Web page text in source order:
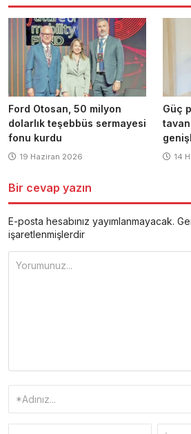
Ford Otosan, 50 milyon
dolarlık teşebbüs sermayesi
fonu kurdu
19 Haziran 2026
Güç
tavan
14
Bir cevap yazın
E-posta hesabınız yayımlanmayacak.
işaretlenmişlerdir